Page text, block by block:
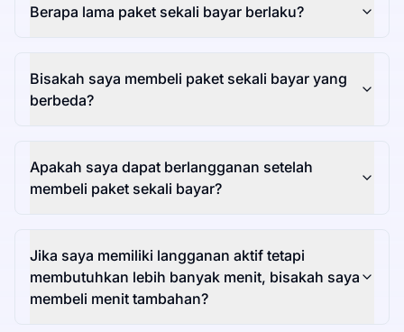
Berapa lama paket sekali bayar berlaku?
Bisakah saya membeli paket sekali bayar yang
berbeda?
Apakah saya dapat berlangganan setelah
membeli paket sekali bayar?
Jika saya memiliki langganan aktif tetapi
membutuhkan lebih banyak menit, bisakah saya
membeli menit tambahan?